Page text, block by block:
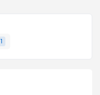
1